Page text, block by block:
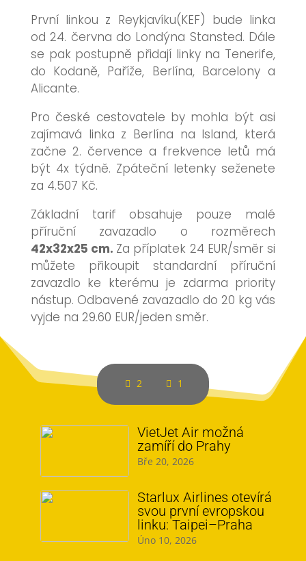
První linkou z Reykjavíku(KEF) bude linka
od 24. června do Londýna Stansted. Dále
se pak postupně přidají linky na Tenerife,
do Kodaně, Paříže, Berlína, Barcelony a
Alicante.
Pro české cestovatele by mohla být asi
zajímavá linka z Berlína na Island, která
začne 2. července a frekvence letů má
být 4x týdně. Zpáteční letenky seženete
za 4.507 Kč.
Základní tarif obsahuje pouze malé
příruční zavazadlo o rozměrech
42x32x25 cm. Za příplatek 24 EUR/směr si
můžete přikoupit standardní příruční
zavazdlo ke kterému je zdarma priority
nástup. Odbavené zavazadlo do 20 kg vás
vyjde na 29.60 EUR/jeden směr.
2 1
VietJet Air možná
zamíří do Prahy
Bře 20, 2026
Starlux Airlines otevírá
svou první evropskou
linku: Taipei–Praha
Úno 10, 2026